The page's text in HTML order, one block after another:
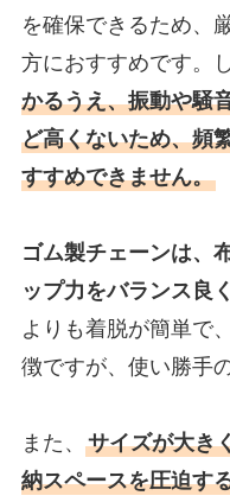
を確保できるため、
方におすすめです。
かるうえ、振動や騒
ど高くないため、頻
すすめできません。
ゴム製チェーンは、
ップ力をバランス良
よりも着脱が簡単で
徴ですが、使い勝手
また、 サイズが大き
納スペースを圧迫す